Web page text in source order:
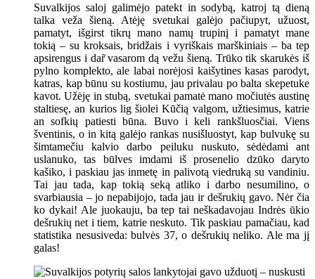
Suvalkijos saloj galimėjo patekt in sodybą, katroj tą dieną
talka veža šieną. Atėję svetukai galėjo pačiupyt, užuost,
pamatyt, išgirst tikrų mano namų trupinį i pamatyt mane
tokią – su kroksais, bridžais i vyriškais marškiniais – ba tep
apsirengus i dar̃ vasarom dą vežu šieną. Trūko tik skarukės iš
pylno komplekto, ale labai norėjosi kaišytines kasas parodyt,
katras, kap būnu su kostiumu, jau privalau po balta skepetuke
kavot. Užėję in stubą, svetukai pamatė mano močiutės austinę
staltiesę, an kurios lig šiolei Kūčią valgom, užtiesimus, katrie
an sofkių patiesti būna. Buvo i keli rankšluosčiai. Viens
šventinis, o in kitą galėjo rankas nusišluostyt, kap bulvukę su
šimtamečiu kalvio darbo peiluku nuskuto, sėdėdami ant
uslanuko, tas būlves imdami iš prosenelio dzūko daryto
kašiko, i paskiau jas inmetę in palivotą viedruką su vandiniu.
Tai jau tada, kap tokią seką atliko i darbo nesumilino, o
svarbiausia – jo nepabijojo, tada jau ir dešrukių gavo. Nėr čia
ko dykai! Ale juokauju, ba tep tai neškadavojau Indrės ūkio
dešrukių net i tiem, katrie neskuto. Tik paskiau pamačiau, kad
statistika nesusiveda: bulvės 37, o dešrukių neliko. Ale ma jį
galas!